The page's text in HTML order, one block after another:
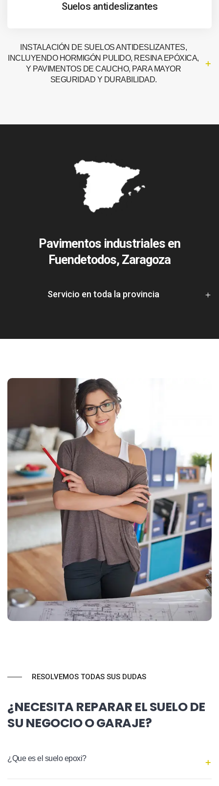
Suelos antideslizantes
INSTALACIÓN DE SUELOS ANTIDESLIZANTES,
INCLUYENDO HORMIGÓN PULIDO, RESINA EPÓXICA,
Y PAVIMENTOS DE CAUCHO, PARA MAYOR
SEGURIDAD Y DURABILIDAD.
Pavimentos industriales en
Fuendetodos, Zaragoza
Servicio en toda la provincia
RESOLVEMOS TODAS SUS DUDAS
¿NECESITA REPARAR EL SUELO DE
SU NEGOCIO O GARAJE?
¿Que es el suelo epoxi?